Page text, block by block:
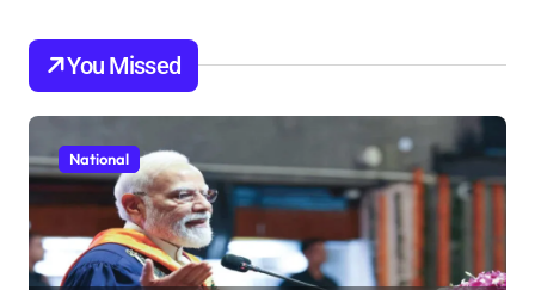
You Missed
National